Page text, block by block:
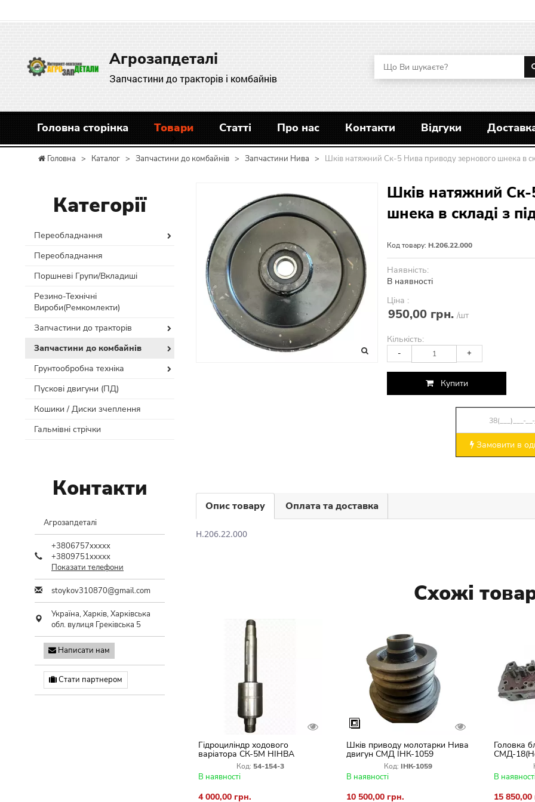
Агрозапдеталі
Запчастини до тракторів і комбайнів
Головна сторінка Товари Статті Про нас Контакти Відгуки
Головна > Каталог > Запчастини до комбайнів > Запчастини Нива > Шків натяжний Ск-5 Нива приводу зернового шнека в
Шків натяжний
шнека в складі з
Код товару: Н.206.22.000
Наявність:
В наявності
Ціна :
950,00 грн. /шт
Кількість:
- +
Купити
Замовити в
Опис товару Оплата та доставка
Н.206.22.000
Схожі
Гідроциліндр ходового
варіатора СК-5М НІНВА
(граната) 54-154-3
Код: 54-154-3
В наявності
4 000,00 грн.
Шків приводу молотарки Нива
двигун СМД ІНК-1059
Код: ІНК-1059
В наявності
10 500,00 грн.
Головка
СМД-
СК-5
В
15 850,00
Категорії
Переобладнання
Переобладнання
Поршневі Групи/Вкладиші
Резино-Технічні
Вироби(Ремкомлекти)
Запчастини до тракторів
Запчастини до комбайнів
Грунтообробна техніка
Пускові двигуни (ПД)
Кошики / Диски зчеплення
Гальмівні стрічки
Контакти
Агрозапдеталі
+3806757xxxxx
+3809751xxxxx
Показати телефони
stoykov310870@gmail.com
Україна,Харків,Харківська
обл. вулиця Греківська 5
Написати нам
Стати партнером